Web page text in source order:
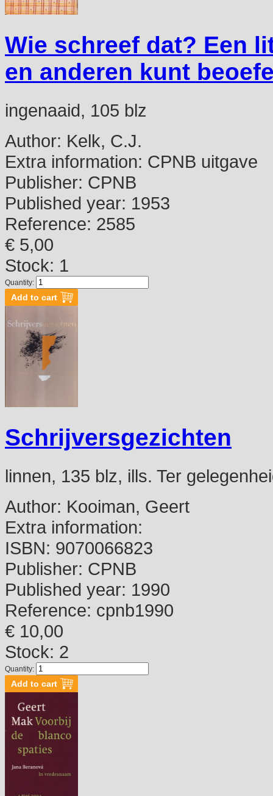
Wie schreef dat? Een
en anderen kunt
ingenaaid, 105 blz
Author: Kelk, C.J.
Extra information: CPNB uitgave
Publisher: CPNB
Published year: 1953
Reference: 2585
€ 5,00
Stock: 1
Quantity:
Schrijversgezichten
linnen, 135 blz, ills. Ter
Author: Kooiman, Geert
Extra information:
ISBN: 9070066823
Publisher: CPNB
Published year: 1990
Reference: cpnb1990
€ 10,00
Stock: 2
Quantity: